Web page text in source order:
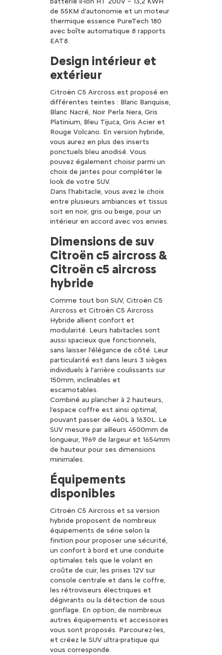
de 55KM d’autonomie et un moteur
thermique essence PureTech 180
avec boîte automatique 8 rapports
EAT8.
Design intérieur et
extérieur
Citroën C5 Aircross est proposé en
différentes teintes : Blanc Banquise,
Blanc Nacré, Noir Perla Nera, Gris
Platinium, Bleu Tijuca, Gris Acier et
Rouge Volcano. En version hybride,
vous aurez en plus des inserts
ponctuels bleu anodisé. Vous
pouvez également choisir parmi un
choix de jantes pour compléter le
look de votre SUV.
Dans l’habitacle, vous avez le choix
entre plusieurs ambiances et tissus
soit en noir, gris ou beige, pour un
intérieur en accord avec vos envies.
Dimensions de suv
Citroën c5 aircross &
Citroën c5 aircross
hybride
Comme tout bon SUV, Citroën C5
Aircross et Citroën C5 Aircross
Hybride allient confort et
modularité. Leurs habitacles sont
aussi spacieux que fonctionnels,
sans laisser l’élégance de côté. Leur
particularité est dans leurs 3 sièges
individuels à l’arrière coulissants sur
150mm, inclinables et
escamotables.
Combiné au plancher à 2 hauteurs,
l’espace coffre est ainsi optimal,
pouvant passer de 460L à 1630L. Le
SUV mesure par ailleurs 4500mm de
longueur, 1969 de largeur et 1654mm
de hauteur pour ses dimensions
minimales.
Équipements
disponibles
Citroën C5 Aircross et sa version
hybride proposent de nombreux
équipements de série selon la
finition pour proposer une sécurité,
un confort à bord et une conduite
optimales tels que le volant en
croûte de cuir, les prises 12V sur
console centrale et dans le coffre,
les rétroviseurs électriques et
dégivrants ou la détection de sous
gonflage. En option, de nombreux
autres équipements et accessoires
vous sont proposés. Parcourez-les,
et créez le SUV ultra-pratique qui
vous corresponde.